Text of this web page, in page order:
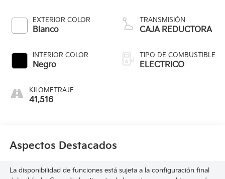
EXTERIOR COLOR
Blanco
INTERIOR COLOR
Negro
KILOMETRAJE
41,516
TRANSMISIÓN
CAJA REDUCTORA
TIPO DE COMBUSTIBLE
ELECTRICO
Aspectos Destacados
La disponibilidad de funciones está sujeta a la configuración final